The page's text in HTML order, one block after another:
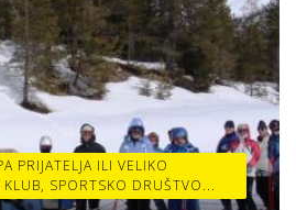
PRIJATELJA ILI VELIKO
KLUB, SPORTSKO DRUŠTVO...